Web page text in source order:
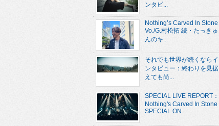
ンタビ...
Nothing’s Carved In Stone
Vo./G.村松拓 続・たっきゅ
んのキ...
それでも世界が続くならイ
ンタビュー：終わりを見据
えても尚...
SPECIAL LIVE REPORT：
Nothing's Carved In Stone
SPECIAL ON...